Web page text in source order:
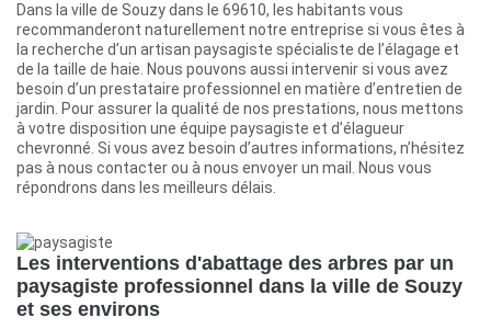
Dans la ville de Souzy dans le 69610, les habitants vous
recommanderont naturellement notre entreprise si vous êtes à
la recherche d’un artisan paysagiste spécialiste de l’élagage et
de la taille de haie. Nous pouvons aussi intervenir si vous avez
besoin d’un prestataire professionnel en matière d’entretien de
jardin. Pour assurer la qualité de nos prestations, nous mettons
à votre disposition une équipe paysagiste et d’élagueur
chevronné. Si vous avez besoin d’autres informations, n’hésitez
pas à nous contacter ou à nous envoyer un mail. Nous vous
répondrons dans les meilleurs délais.
Les interventions d'abattage des arbres par un
paysagiste professionnel dans la ville de Souzy
et ses environs